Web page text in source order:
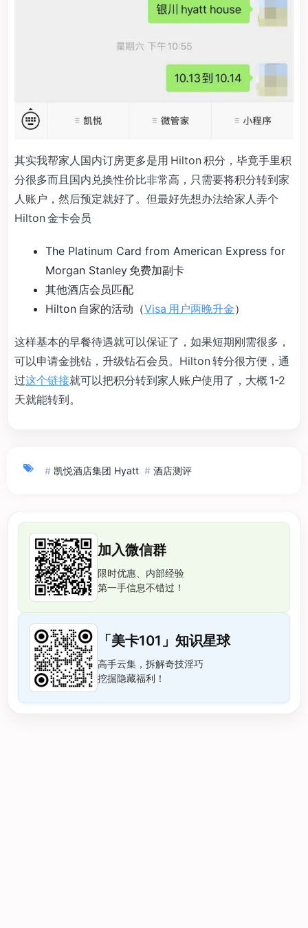
其实我帮家人国内订房更多是用 Hilton 积分，毕竟手里积
分很多而且国内兑换性价比非常高，只需要将积分转到家
人账户，然后预定就好了。但最好先想办法给家人弄个
Hilton 金卡会员
The Platinum Card from American Express for
Morgan Stanley 免费加副卡
其他酒店会员匹配
Hilton 自家的活动（Visa 用户两晚升金）
这样基本的早餐待遇就可以保证了，如果短期刚需很多，
可以申请金挑钻，升级钻石会员。Hilton 转分很方便，通
过这个链接就可以把积分转到家人账户使用了，大概 1-2
天就能转到。
# 凯悦酒店集团 Hyatt # 酒店测评
加入微信群
限时优惠、内部经验
第一手信息不错过！
「美卡101」知识星球
高手云集，拆解奇技淫巧
挖掘隐藏福利！